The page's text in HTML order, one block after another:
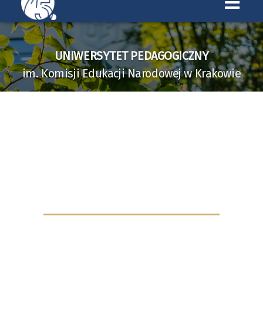
Uniwersytet
Pedagogiczny
w
Krakowie
UNIWERSYTET PEDAGOGICZNY
im. Komisji Edukacji Narodowej w Krakowie
UNIWERSYTET PEDAGOGICZNY
im. Komisji Edukacji Narodowej w Krakowie